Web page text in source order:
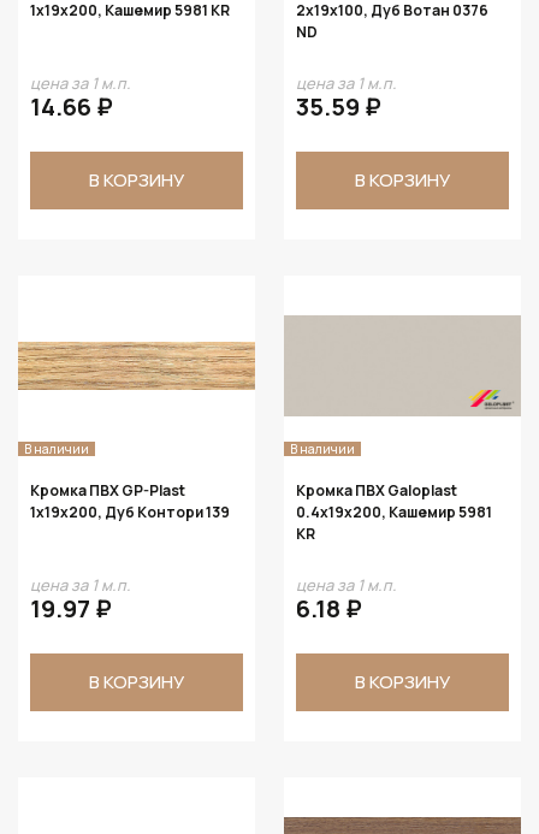
1х19х200, Кашемир 5981 KR
цена за 1 м.п.
14.66 ₽
В КОРЗИНУ
2х19х100, Дуб Вотан 0376
ND
цена за 1 м.п.
35.59 ₽
В КОРЗИНУ
В наличии
Кромка ПВХ GP-Plast
1х19х200, Дуб Контори 139
цена за 1 м.п.
19.97 ₽
В КОРЗИНУ
В наличии
Кромка ПВХ Galoplast
0.4х19х200, Кашемир 5981
KR
цена за 1 м.п.
6.18 ₽
В КОРЗИНУ